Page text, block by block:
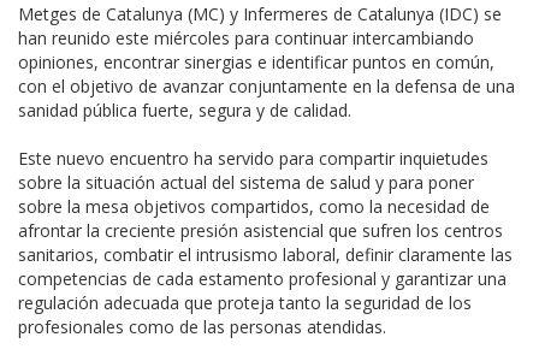
Metges de Catalunya (MC) y Infermeres de Catalunya (IDC) se
han reunido este miércoles para continuar intercambiando
opiniones, encontrar sinergias e identificar puntos en común,
con el objetivo de avanzar conjuntamente en la defensa de una
sanidad pública fuerte, segura y de calidad.
Este nuevo encuentro ha servido para compartir inquietudes
sobre la situación actual del sistema de salud y para poner
sobre la mesa objetivos compartidos, como la necesidad de
afrontar la creciente presión asistencial que sufren los centros
sanitarios, combatir el intrusismo laboral, definir claramente las
competencias de cada estamento profesional y garantizar una
regulación adecuada que proteja tanto la seguridad de los
profesionales como de las personas atendidas.